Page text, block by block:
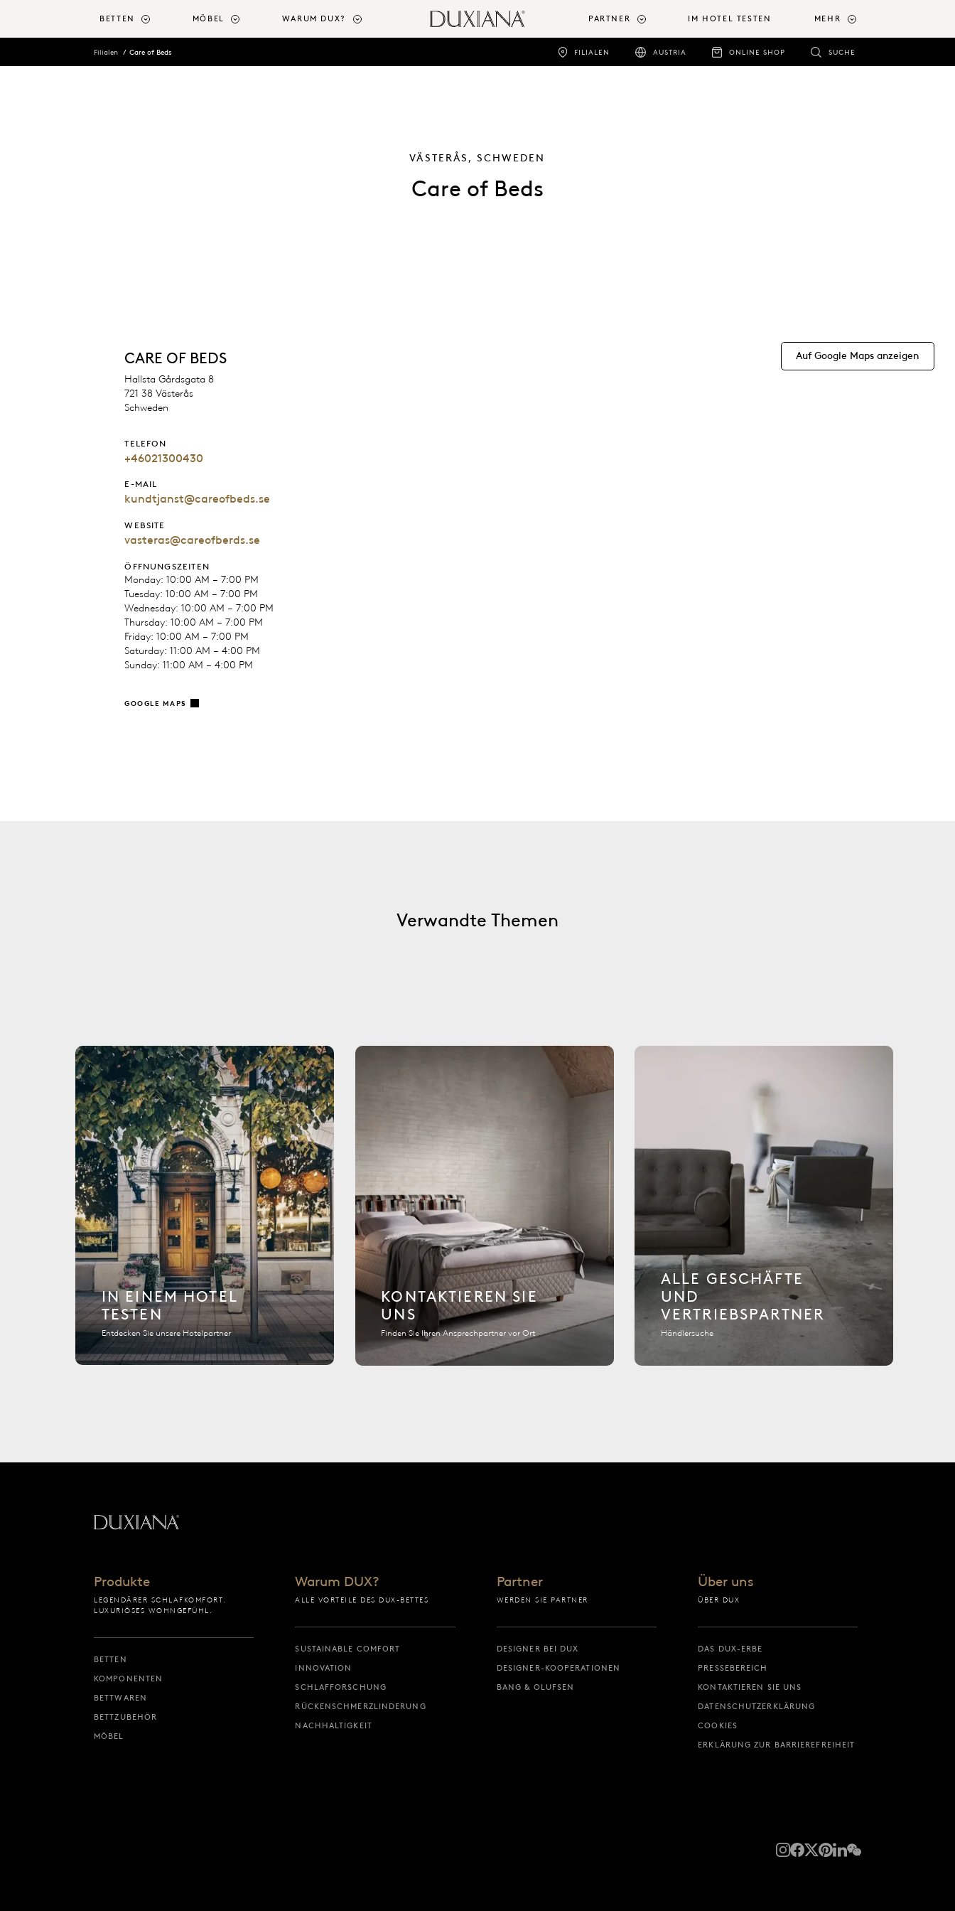
BETTEN MÖBEL WARUM DUX? PARTNER IM HOTEL TESTEN MEHR
FILIALEN AUSTRIA ONLINE SHOP SUCHE
Filialen Care of Beds
VÄSTERÅS, SCHWEDEN
Care of Beds
CARE OF BEDS
Hallsta Gårdsgata 8
721 38 Västerås
Schweden
TELEFON
+46021300430
E-MAIL
kundtjanst@careofbeds.se
WEBSITE
vasteras@careofberds.se
ÖFFNUNGSZEITEN
Monday: 10:00 AM – 7:00 PM
Tuesday: 10:00 AM – 7:00 PM
Wednesday: 10:00 AM – 7:00 PM
Thursday: 10:00 AM – 7:00 PM
Friday: 10:00 AM – 7:00 PM
Saturday: 11:00 AM – 4:00 PM
Sunday: 11:00 AM – 4:00 PM
GOOGLE MAPS
Auf Google Maps anzeigen
Verwandte Themen
IN EINEM HOTEL
TESTEN
Entdecken Sie unsere Hotelpartner
KONTAKTIEREN SIE
UNS
Finden Sie Ihren Ansprechpartner vor Ort
ALLE GESCHÄFTE
UND
VERTRIEBSPARTNER
Händlersuche
Produkte
LEGENDÄRER SCHLAFKOMFORT.
LUXURIÖSES WOHNGEFÜHL.
BETTEN
KOMPONENTEN
BETTWAREN
BETTZUBEHÖR
MÖBEL
Warum DUX?
ALLE VORTEILE DES DUX-BETTES
SUSTAINABLE COMFORT
INNOVATION
SCHLAFFORSCHUNG
RÜCKENSCHMERZLINDERUNG
NACHHALTIGKEIT
Partner
WERDEN SIE PARTNER
DESIGNER BEI DUX
DESIGNER-KOOPERATIONEN
BANG & OLUFSEN
Über uns
ÜBER DUX
DAS DUX-ERBE
PRESSEBEREICH
KONTAKTIEREN SIE UNS
DATENSCHUTZERKLÄRUNG
COOKIES
ERKLÄRUNG ZUR BARRIEREFREIHEIT